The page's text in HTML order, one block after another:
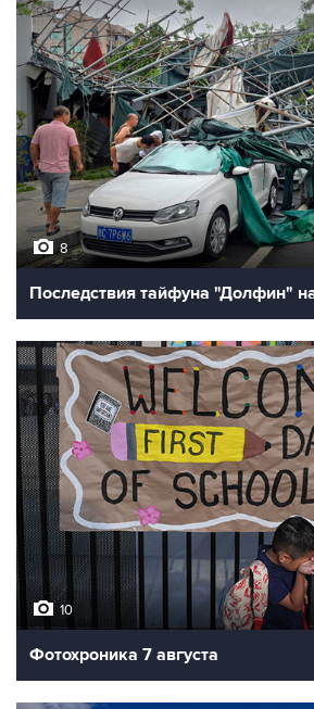
8
Последствия тайфуна "Долфин"
10
Фотохроника 7 августа